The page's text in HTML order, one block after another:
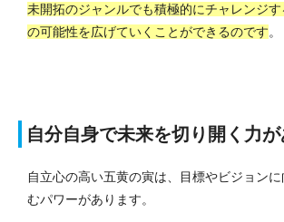
未開拓のジャンルでも積極的にチャレンジ
の可能性を広げていくことができるのです。
自分自身で未来を切り開く力が
自立心の高い五黄の寅は、目標やビジョン
むパワーがあります。